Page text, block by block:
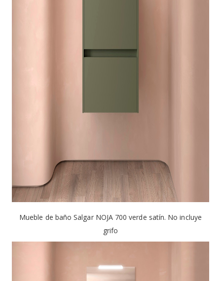
Mueble de baño Salgar NOJA 700 verde satín. No incluye
grifo